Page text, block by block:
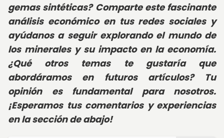
gemas sintéticas? Comparte este fascinante
análisis económico en tus redes sociales y
ayúdanos a seguir explorando el mundo de
los minerales y su impacto en la economía.
¿Qué otros temas te gustaría que
abordáramos en futuros artículos? Tu
opinión es fundamental para nosotros.
¡Esperamos tus comentarios y experiencias
en la sección de abajo!